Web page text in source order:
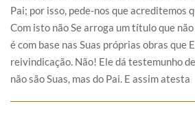
Pai; por isso, pede-nos que acreditemos
Com isto não Se arroga um título que
é com base nas Suas próprias obras que
reivindicação. Não! Ele dá testemunho
não são Suas, mas do Pai. E assim atesta